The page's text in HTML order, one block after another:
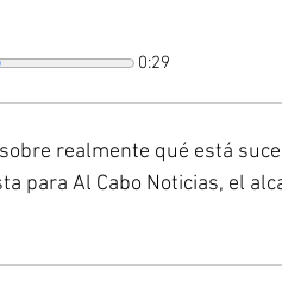
0:29
realmente qué está
para Al Cabo Noticias, el